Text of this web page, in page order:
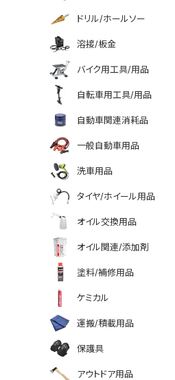
ドリル/ホールソー
溶接/板金
バイク用工具/用品
自転車用工具/用品
自動車関連消耗品
一般自動車用品
洗車用品
タイヤ/ホイール用品
オイル交換用品
オイル関連/添加剤
塗料/補修用品
ケミカル
運搬/積載用品
保護具
アウトドア用品